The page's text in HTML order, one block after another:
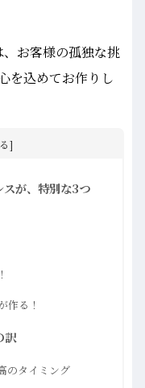
お客様の孤独な挑
を込めてお作りし
スが、特別な3つ
作る！
訳
のタイミング